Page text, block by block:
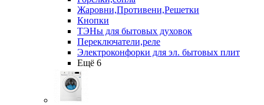
Жаровни,Противени,Решетки
Кнопки
ТЭНы для бытовых духовок
Переключатели,реле
Электроконфорки для эл. бытовых плит
Ещё 6